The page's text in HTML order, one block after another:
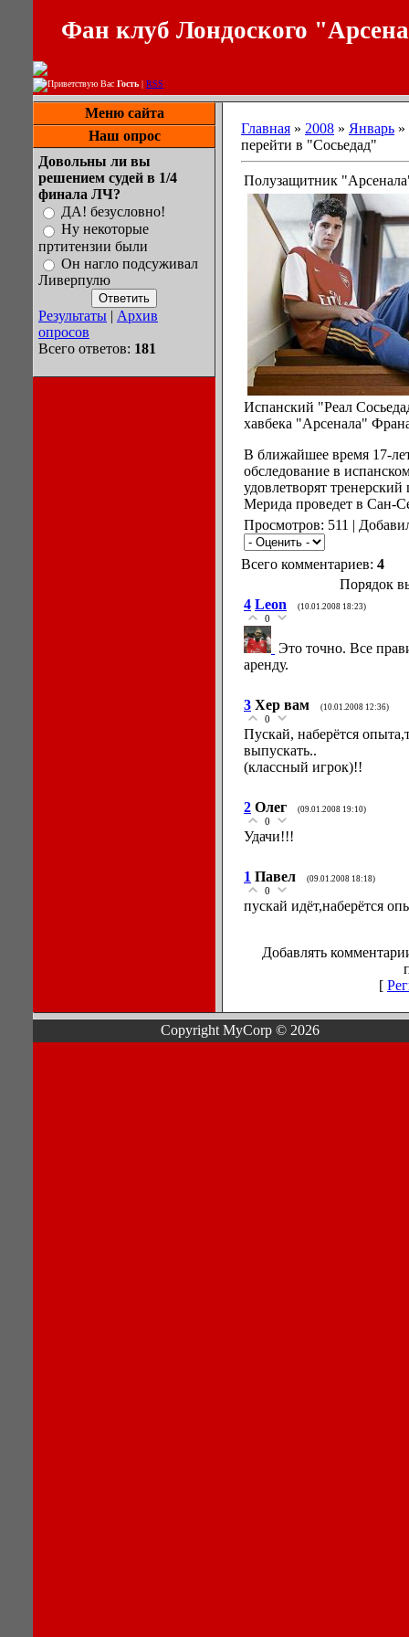
Фан клуб Лондоского
Приветствую Вас Гость | RSS
Меню сайта
Наш опрос
Довольны ли вы
решением судей в 1/4
финала ЛЧ?
ДА! безусловно!
Ну некоторые
пртитензии были
Он нагло подсуживал
Ливерпулю
Результаты | Архив
опросов
Всего ответов: 181
Главная » 2008 » Январь »
перейти в "Сосьедад"
Полузащитник
Испанский "Реал
хавбека "Арсенала"
В ближайшее время 17-
обследование в
удовлетворят
Мерида проведет в Сан-
Просмотров: 511 |
Всего комментариев: 4
Порядок
4 Leon (10.01.2008 18:23)
0
Это точно. Все
аренду.
3 Хер вам (10.01.2008 12:36)
0
Пускай, наберётся
выпускать..
(классный игрок)!!
2 Олег (09.01.2008 19:10)
0
Удачи!!!
1 Павел (09.01.2008 18:18)
0
пускай идёт,наберётся
Добавлять
[
Copyright MyCorp © 2026